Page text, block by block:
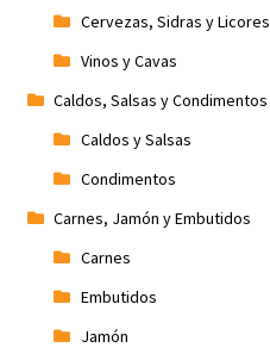
TiendaCervezas, Sidras y Licores
Vinos y Cavas
Caldos, Salsas y Condimentos
Caldos y Salsas
Condimentos
Carnes, Jamón y Embutidos
Carnes
Embutidos
Jamón